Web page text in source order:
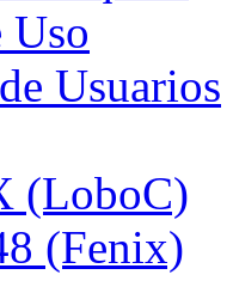
Uso
Usuarios
(LoboC)
(Fenix)